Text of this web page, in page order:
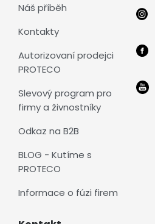
Náš příběh
Kontakty
Autorizovaní prodejci
PROTECO
Slevový program pro
firmy a živnostníky
Odkaz na B2B
BLOG - Kutíme s
PROTECO
Informace o fúzi firem